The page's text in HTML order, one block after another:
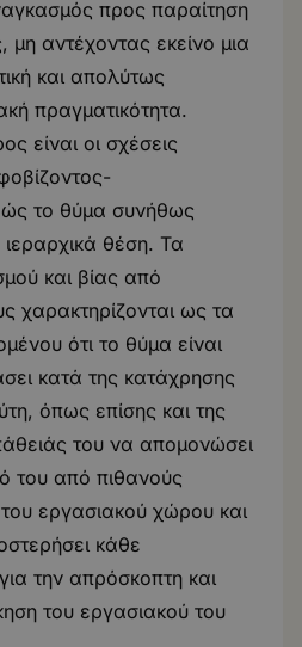
προς παραίτηση
αντέχοντας εκείνο μια
και απολύτως
πραγματικότητα.
είναι οι σχέσεις
το θύμα συνήθως
θέση. Τα
και βίας από
χαρακτηρίζονται ως τα
ότι το θύμα είναι
κατά της κατάχρησης
όπως επίσης και της
του να απομονώσει
του από πιθανούς
εργασιακού χώρου και
κάθε
την απρόσκοπτη και
του εργασιακού του